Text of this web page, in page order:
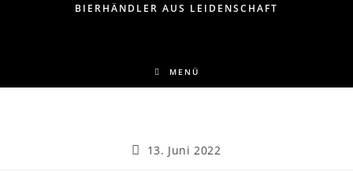
BIERHÄNDLER AUS LEIDENSCHAFT
MENÜ
13. Juni 2022